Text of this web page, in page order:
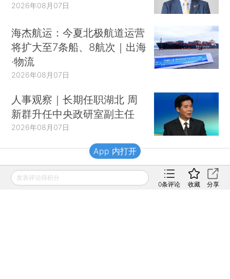
2026年08月07日
海杰航运：今夏北极航道运营
将扩大至7条船、8航次｜出海
·物流
2026年08月07日
人事观察｜长期任职湖北 周
新群升任中央政研室副主任
2026年08月07日
财新移动
发表评论得积分
0条评论 收藏 分享
App 内打开